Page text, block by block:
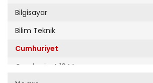
Bilgisayar
Bilim Teknik
Cumhuriyet
Cumhuriyet 19 Mayıs